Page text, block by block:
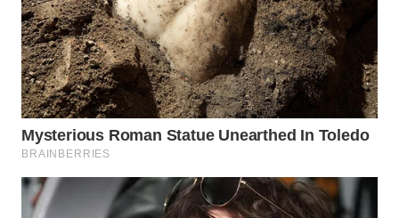
WN
SUMEDANG
WN
CIANJUR
KEPULAUAN
SERIBU